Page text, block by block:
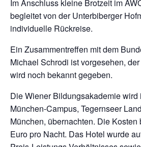
Im Anschluss kleine Brotzeit im
begleitet von der Unterbiberger
individuelle Rückreise.
Ein Zusammentreffen mit dem
Michael Schrodi ist vorgesehen,
wird noch bekannt gegeben.
Die Wiener Bildungsakademie wird
München-Campus, Tegernseer
München, übernachten. Die Kosten
Euro pro Nacht. Das Hotel wurde